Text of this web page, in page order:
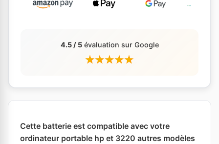
4.5 / 5évaluation sur Google
Cette batterie est compatible avec votre
ordinateur portable hp et 3220 autres modèles